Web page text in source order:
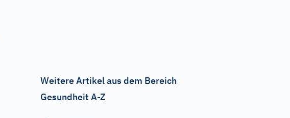
Weitere Artikel aus dem Bereich
Gesundheit A-Z